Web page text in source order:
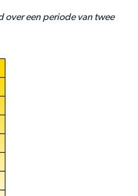
over een periode van twee